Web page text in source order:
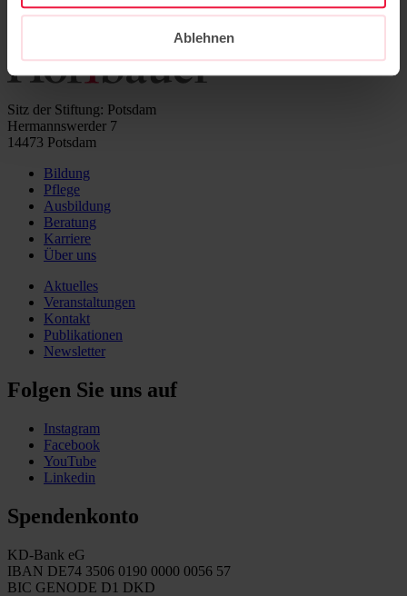
Ablehnen
ines.langguth@hoffbauer-stiftung.de
Sitz der Stiftung: Potsdam
Hermannswerder 7
14473 Potsdam
Bildung
Pflege
Ausbildung
Beratung
Karriere
Über uns
Aktuelles
Veranstaltungen
Kontakt
Publikationen
Newsletter
Folgen Sie uns auf
Instagram
Facebook
YouTube
Linkedin
Spendenkonto
KD-Bank eG
IBAN DE74 3506 0190 0000 0056 57
BIC GENODE D1 DKD